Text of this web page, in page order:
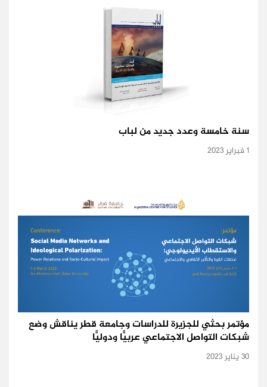
سنة خامسة وعدد جديد من لباب
1 فبراير 2023
مؤتمر بحثي للجزيرة للدراسات وجامعة قطر يناقش وضع
شبكات التواصل الاجتماعي عربيًّا ودوليًّا
30 يناير 2023